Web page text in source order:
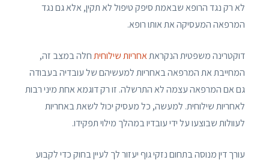
לא רק נגד הרופא שבאמת סיפק טיפול לא תקין, אלא גם נגד
המרפאה המעסיקה את אותו רופא.
דוקטרינה משפטית הנקראתאחריות שילוחיתחלה במצב זה,
המחייבת את המרפאה באחריות למעשיהם של עובדיה בעבודה
גם אם המרפאה עצמה לא התרשלה. זו רק דוגמא אחת מיני רבות
לאחריות שילוחית. למעשה, כל מעסיק יכול לשאת באחריות
לעוולות שבוצעו על ידי עובדיו במהלך מילוי תפקידו.
עורך דין מנוסה בתחום נזקי גוף יעזור לך לעיין בחוק כדי לקבוע